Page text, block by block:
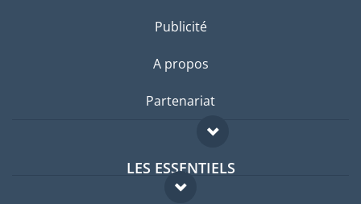
Publicité
A propos
Partenariat
LES ESSENTIELS
Forum expatriés